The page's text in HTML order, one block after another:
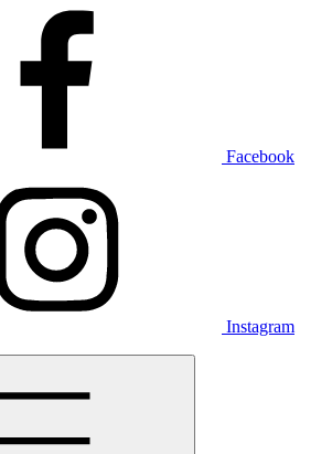
Facebook
Instagram